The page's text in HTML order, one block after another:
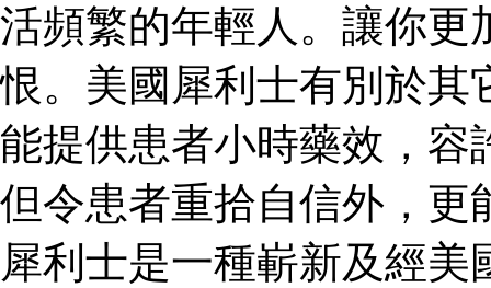
活頻繁的年輕人。讓你更
恨。美國犀利士有別於其
能提供患者小時藥效，容
但令患者重拾自信外，更
犀利士是一種嶄新及經